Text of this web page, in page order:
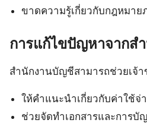
ขาดความรู้เกี่ยวกับกฎหมาย
การแก้ไขปัญหาจากส
สำนักงานบัญชีสามารถช่วยเจ้า
ให้คำแนะนำเกี่ยวกับค่าใช้จ่
ช่วยจัดทำเอกสารและการบั